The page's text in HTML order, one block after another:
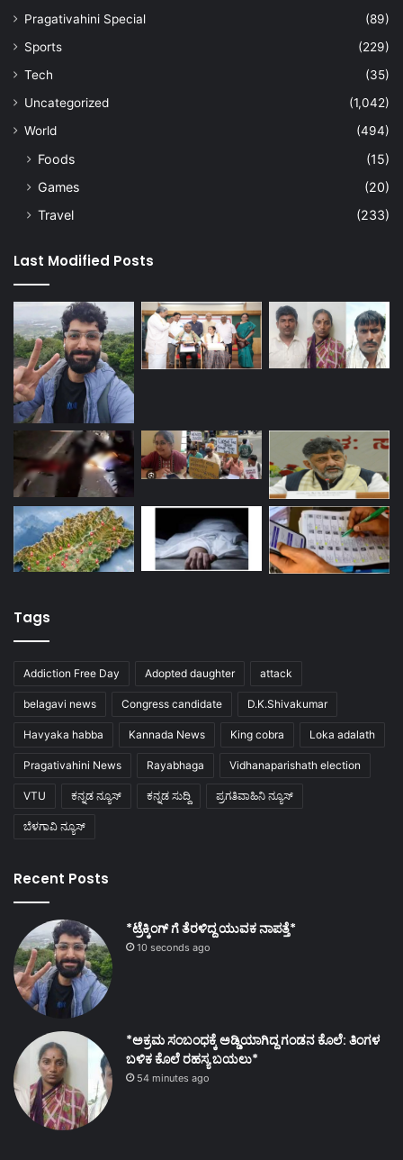
Pragativahini Special
(89)
Sports
(229)
Tech
(35)
Uncategorized
(1,042)
World
(494)
Foods
(15)
Games
(20)
Travel
(233)
Last Modified Posts
Tags
Addiction Free Day Adopted daughter attack
belagavi news Congress candidate D.K.Shivakumar
Havyaka habba Kannada News King cobra Loka adalath
Pragativahini News Rayabhaga Vidhanaparishath election
VTU ಕನ್ನಡ ನ್ಯೂಸ್ ಕನ್ನಡ ಸುದ್ದಿ ಪ್ರಗತಿವಾಹಿನಿ ನ್ಯೂಸ್
ಬೆಳಗಾವಿ ನ್ಯೂಸ್
Recent Posts
*ಟ್ರೆಕ್ಕಿಂಗ್ ಗೆ ತೆರಳಿದ್ದ ಯುವಕ ನಾಪತ್ತೆ*
10 seconds ago
*ಅಕ್ರಮ ಸಂಬಂಧಕ್ಕೆ ಅಡ್ಡಿಯಾಗಿದ್ದ ಗಂಡನ ಕೊಲೆ: ತಿಂಗಳ
ಬಳಿಕ ಕೊಲೆ ರಹಸ್ಯ ಬಯಲು*
54 minutes ago